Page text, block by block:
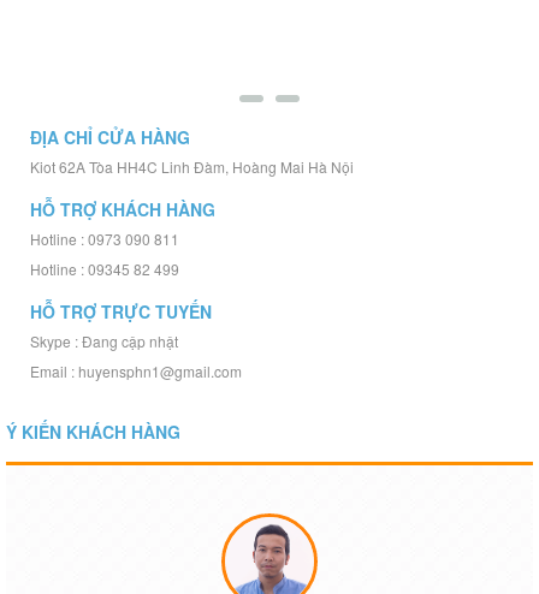
ĐỊA CHỈ CỬA HÀNG
Kiot 62A Tòa HH4C Linh Đàm, Hoàng Mai Hà Nội
HỖ TRỢ KHÁCH HÀNG
Hotline : 0973 090 811
Hotline : 09345 82 499
HỖ TRỢ TRỰC TUYẾN
Skype : Đang cập nhật
Email : huyensphn1@gmail.com
Ý KIẾN KHÁCH HÀNG